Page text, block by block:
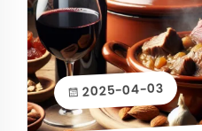
2025-04-03